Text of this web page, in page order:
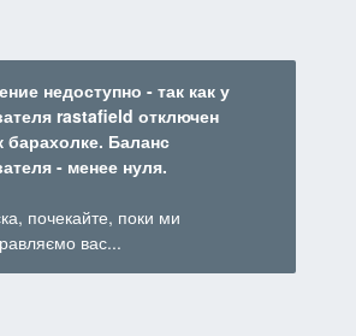
недоступно - так как у
rastafield отключен
барахолке. Баланс
- менее нуля.
почекайте, поки ми
вас...